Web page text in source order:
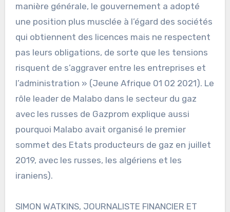
manière générale, le gouvernement a adopté
une position plus musclée à l’égard des sociétés
qui obtiennent des licences mais ne respectent
pas leurs obligations, de sorte que les tensions
risquent de s’aggraver entre les entreprises et
l’administration » (Jeune Afrique 01 02 2021). Le
rôle leader de Malabo dans le secteur du gaz
avec les russes de Gazprom explique aussi
pourquoi Malabo avait organisé le premier
sommet des Etats producteurs de gaz en juillet
2019, avec les russes, les algériens et les
iraniens).
SIMON WATKINS, JOURNALISTE FINANCIER ET